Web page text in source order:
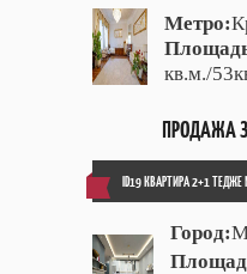
Метро:
кв.м./
ПРОДАЖА
ID19 КВАРТИРА 2+1
Город: